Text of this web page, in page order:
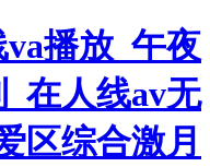
播放_午夜
在人线av无
区综合激月